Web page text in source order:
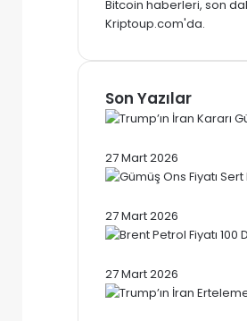
Bitcoin haberleri, son
Kriptoup.com'da.
Son Yazılar
27 Mart 2026
27 Mart 2026
27 Mart 2026